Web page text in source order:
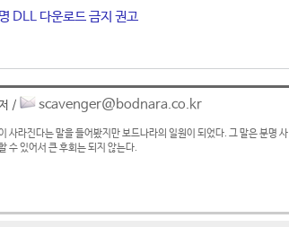
DLL 다운로드 금지 권고
/ scavenger@bodnara.co.kr
사라진다는 말을 들어봤지만 보드나라의 일원이 되었다. 그 말은 분명 사
수 있어서 큰 후회는 되지 않는다.